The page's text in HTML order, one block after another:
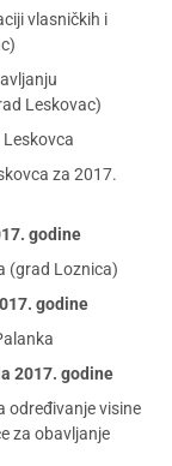
vlasničkih i
Leskovac)
za 2017.
godine
(grad Loznica)
godine
2017. godine
određivanje visine
za obavljanje